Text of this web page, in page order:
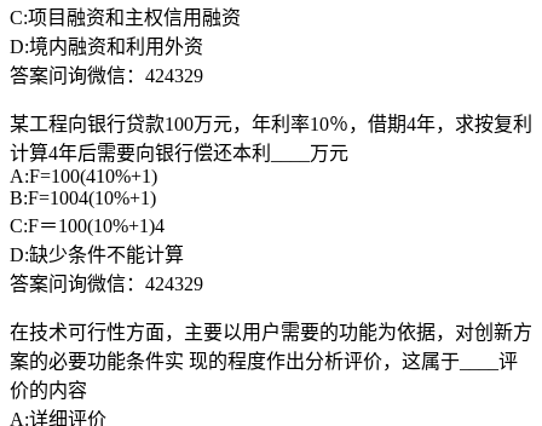
C:项目融资和主权信用融资
D:境内融资和利用外资
答案问询微信：424329
某工程向银行贷款100万元，年利率10％，借期4年，求按复利
计算4年后需要向银行偿还本利____万元
A:F=100(410%+1)
B:F=1004(10%+1)
C:F＝100(10%+1)4
D:缺少条件不能计算
答案问询微信：424329
在技术可行性方面，主要以用户需要的功能为依据，对创新方
案的必要功能条件实 现的程度作出分析评价，这属于____评
价的内容
A:详细评价